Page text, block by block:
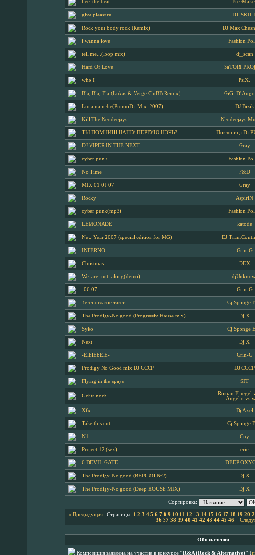
Feel the beat
give pleasure
Rock your body rock (Remix) DJ Max
i wanna love Fashion
tell me...(loop mix) dj_scan
Hard Of Love SaTORI
who I PsiX.
Bla, Bla, Bla (Lukas & Verge CluBB Remix) GiGi D'
Luna na nebe(PromoDj_Mix_2007) DJ.Bizik
Kill The Neodeejays Neodeejays
ТЫ ПОМНИШ НАШУ ПЕРВУЮ НОЧЬ? Поклоница Dj
DJ VIPER IN THE NEXT Gray
cyber punk Fashion
No Time F&D
MIX 01 01 07 Gray
Rocky AspiriN
cyber punk(mp3) Fashion
LEMONADE katode
New Year 2007 (special edition for MG) DJ
INFERNO Grin-G
Christmas -DEX-
We_are_not_along(demo)
-06-07- Grin-G
Зеленоглазое такси Cj Sponge
The Prodigy-No good (Progressiv House mix) Dj X
Syko Cj Sponge
Next Dj X
-ElElEbElE- Grin-G
Prodigy No Good mix DJ CCCP DJ CCCP
Flying in the spays SIT
Gehts noch
Roman Fluegel
Angello vs
Xfx Dj Axel
Take this out Cj Sponge
N1 Cny
Project 12 (sex) eric
6 DEVIL GATE DEEP
The Prodigy-No good (ВЕРСИЯ №2) Dj X
The Prodigy-No good (Deep HOUSE MIX) Dj X
Сортировка:
« ПредыдущаяСтраницы: 1 2 3 4 5 6 7 8 9 10 11 12 13 14 15 16 17 18 19 20
36 37 38 39 40 41 42 43 44 45 46
Обозначения
Композиция заявлена на участие в конкурсе "R&A (Rock & Alternative)" (